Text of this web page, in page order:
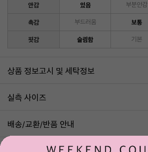
안감 있음 부분안감
촉감 부드러움 보통
핏감 슬림함 기본
상품 정보고시 및 세탁정보
실측 사이즈
배송/교환/반품 안내